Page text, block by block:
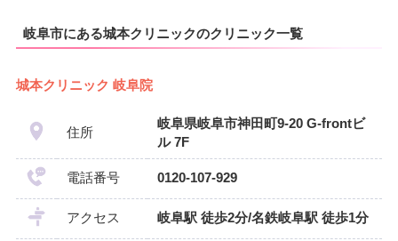
岐阜市にある城本クリニックのクリニック一覧
城本クリニック 岐阜院
住所
岐阜県岐阜市神田町9-20 G-frontビ
ル 7F
電話番号 0120-107-929
アクセス 岐阜駅 徒歩2分/名鉄岐阜駅 徒歩1分